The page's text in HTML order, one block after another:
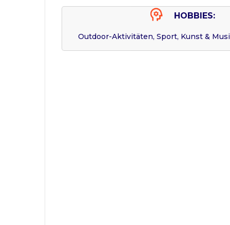
HOBBIES:
Outdoor-Aktivitäten, Sport, Kunst &